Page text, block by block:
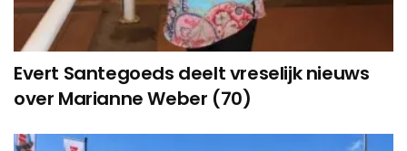
Evert Santegoeds deelt vreselijk nieuws
over Marianne Weber (70)